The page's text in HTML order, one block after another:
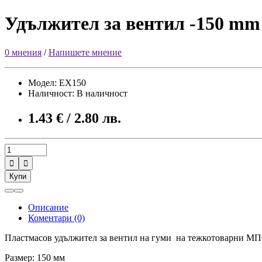
Удължител за вентил -150 mm
0 мнения /Напишете мнение
Модел: ЕХ150
Наличност: В наличност
1.43 € / 2.80 лв.


Купи
Описание
Коментари (0)
Пластмасов удължител за вентил на гуми на тежкотоварни
Размер: 150 мм